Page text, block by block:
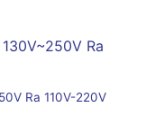
Ra 110V-220V